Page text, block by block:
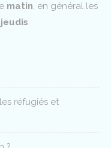
matin, en général les
réfugiés et